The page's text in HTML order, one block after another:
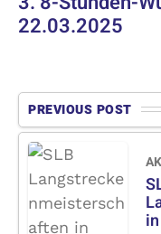
22.03.2025
PREVIOUS POST